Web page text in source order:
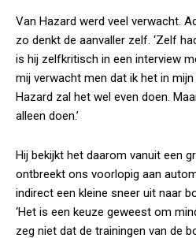
Van Hazard werd veel verwacht.
zo denkt de aanvaller zelf. ‘Zelf
is hij zelfkritisch in een interview
mij verwacht men dat ik het in mijn
Hazard zal het wel even doen.
alleen doen.’
Hij bekijkt het daarom vanuit een
ontbreekt ons voorlopig aan
indirect een kleine sneer uit naar
‘Het is een keuze geweest om
zeg niet dat de trainingen van de